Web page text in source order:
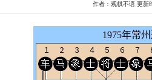
作者：观棋不语 更新